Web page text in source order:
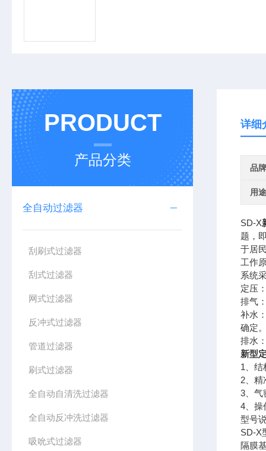
PRODUCT
产品分类
全自动过滤器
刮刷式过滤器
刮式过滤器
网式过滤器
反冲式过滤器
管道过滤器
刷式过滤器
全自动自清洗过滤器
全自动反冲洗过滤器
吸吮式过滤器
详细
品牌
用途
SD-X
题，
于居
工作
系统
定压
排气
补水
确定
排水
新型
1、结
2、精
3、气
4、操
型号
SD-X
隔膜